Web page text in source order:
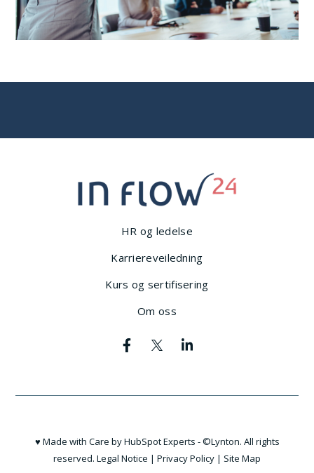
HR og ledelse
Karriereveiledning
Kurs og sertifisering
Om oss
♥ Made with Care by HubSpot Experts - ©Lynton. All rights
reserved. Legal Notice | Privacy Policy | Site Map